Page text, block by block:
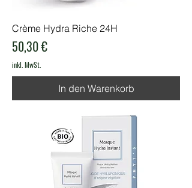
Crème Hydra Riche 24H
Preis
50,30 €
inkl. MwSt.
In den Warenkorb